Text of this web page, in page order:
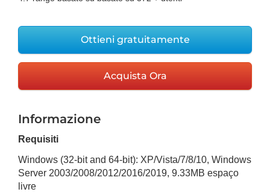
Ottieni gratuitamente
Acquista Ora
Informazione
Requisiti
Windows (32-bit and 64-bit): XP/Vista/7/8/10, Windows
Server 2003/2008/2012/2016/2019, 9.33MB espaço
livre